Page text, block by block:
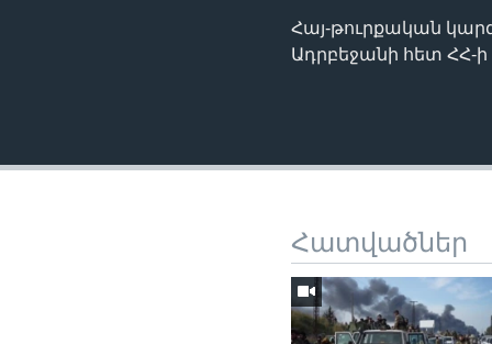
Հայ-թուրքական
Ադրբեջանի հետ ՀՀ-ի
Հատվածներ